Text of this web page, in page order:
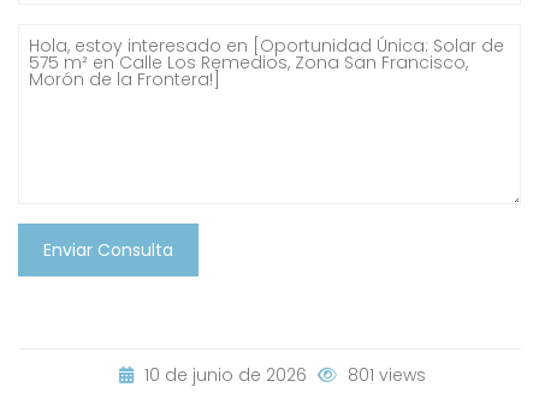
Enviar Consulta
10 de junio de 2026 801 views